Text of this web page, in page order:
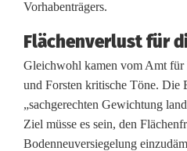
Vorhabenträgers.
Flächenverlust für
Gleichwohl kamen vom Amt
und Forsten kritische Töne. Die
„sachgerechten Gewichtung
Ziel müsse es sein, den
Bodenneuversiegelung